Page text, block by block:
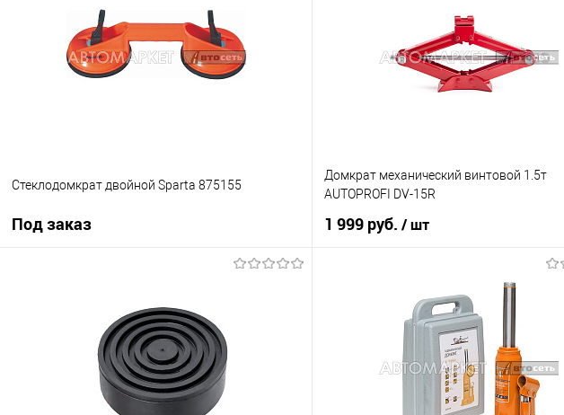
Стеклодомкрат двойной Sparta 875155
Под заказ
К сравнению
Под заказ
Домкрат механический винтовой 1.5т
AUTOPROFI DV-15R
1 999 руб. / шт
Купить в 1 клик
К сравнению
В наличии